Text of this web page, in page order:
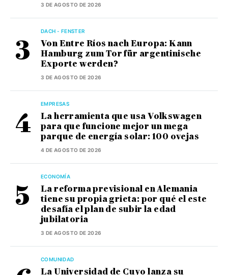
3 DE AGOSTO DE 2026
DACH - FENSTER
Von Entre Ríos nach Europa: Kann
Hamburg zum Tor für argentinische
Exporte werden?
3 DE AGOSTO DE 2026
EMPRESAS
La herramienta que usa Volkswagen
para que funcione mejor un mega
parque de energía solar: 100 ovejas
4 DE AGOSTO DE 2026
ECONOMÍA
La reforma previsional en Alemania
tiene su propia grieta: por qué el este
desafía el plan de subir la edad
jubilatoria
3 DE AGOSTO DE 2026
COMUNIDAD
La Universidad de Cuyo lanza su